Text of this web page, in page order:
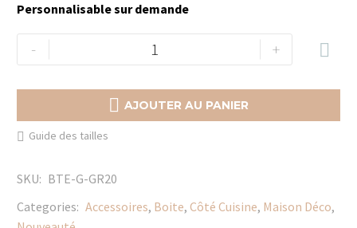
Personnalisable sur demande
-
quantité
de
GR20
+
 AJOUTER AU PANIER

Guide des tailles
SKU: BTE-G-GR20
Categories: Accessoires, Boite, Côté Cuisine, Maison Déco,